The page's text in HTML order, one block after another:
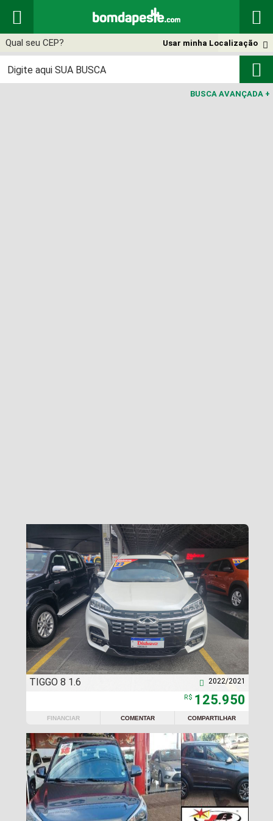
 

Usar minha Localização

BUSCA AVANÇADA +
TIGGO 8 1.6 2022/2021

R$ 125.950
FINANCIAR COMENTAR COMPARTILHAR